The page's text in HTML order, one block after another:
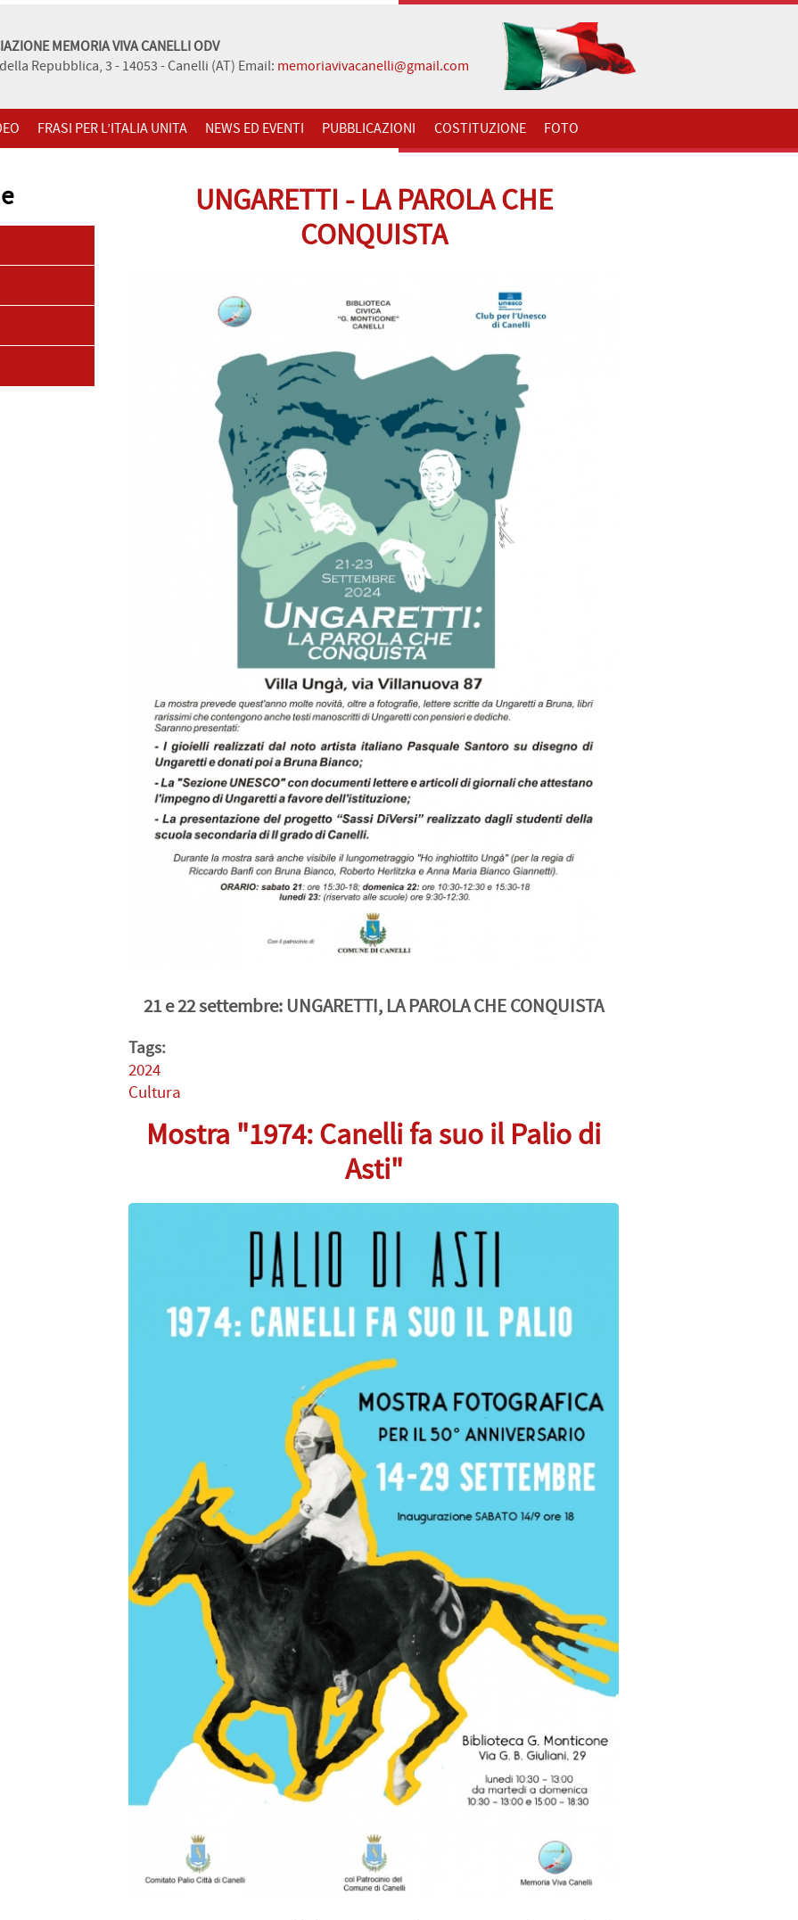
MEMORIA VIVA CANELLI ODV
Repubblica, 3 - 14053 - Canelli (AT) Email: memoriavivacanelli@gmail.com
FRASI PER L’ITALIA UNITA NEWS ED EVENTI PUBBLICAZIONI COSTITUZIONE FOTO
UNGARETTI - LA PAROLA CHE
CONQUISTA
21 e 22 settembre: UNGARETTI, LA PAROLA CHE CONQUISTA
Tags:
2024
Cultura
Mostra "1974: Canelli fa suo il Palio di
Asti"